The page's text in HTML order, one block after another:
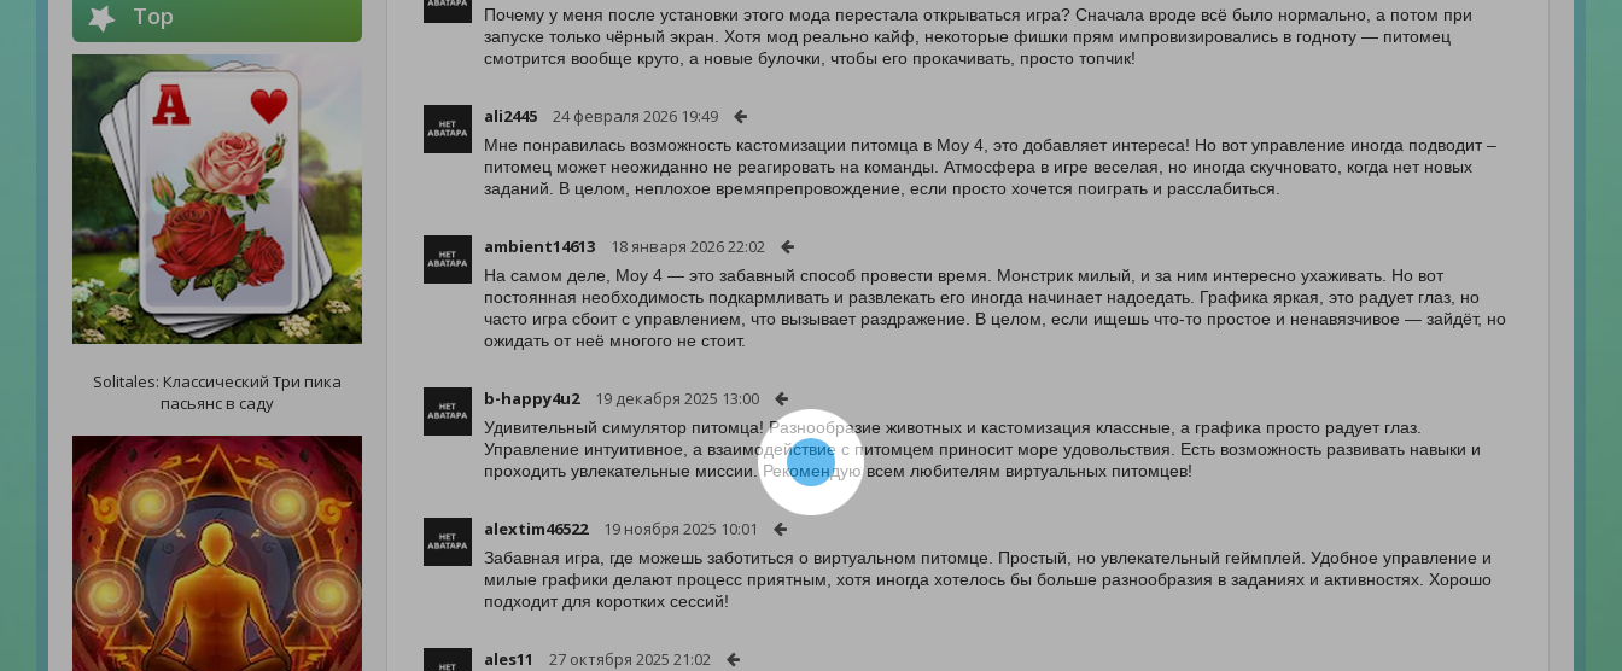
Top
Solitales: Классический Три пика
пасьянс в саду
Почему у меня после установки этого мода перестала открываться игра? Сначала вроде всё было нормально, а потом при
запуске только чёрный экран. Хотя мод реально кайф, некоторые фишки прям импровизировались в годноту — питомец
смотрится вообще круто, а новые булочки, чтобы его прокачивать, просто топчик!
ali2445 24 февраля 2026 19:49
Мне понравилась возможность кастомизации питомца в Moy 4, это добавляет интереса! Но вот управление иногда подводит –
питомец может неожиданно не реагировать на команды. Атмосфера в игре веселая, но иногда скучновато, когда нет новых
заданий. В целом, неплохое времяпрепровождение, если просто хочется поиграть и расслабиться.
ambient14613 18 января 2026 22:02
На самом деле, Moy 4 — это забавный способ провести время. Монстрик милый, и за ним интересно ухаживать. Но вот
постоянная необходимость подкармливать и развлекать его иногда начинает надоедать. Графика яркая, это радует глаз, но
часто игра сбоит с управлением, что вызывает раздражение. В целом, если ищешь что-то простое и ненавязчивое — зайдёт, но
ожидать от неё многого не стоит.
b-happy4u2 19 декабря 2025 13:00
Удивительный симулятор питомца! Разнообразие животных и кастомизация классные, а графика просто радует глаз.
Управление интуитивное, а взаимодействие с питомцем приносит море удовольствия. Есть возможность развивать навыки и
проходить увлекательные миссии. Рекомендую всем любителям виртуальных питомцев!
alextim46522 19 ноября 2025 10:01
Забавная игра, где можешь заботиться о виртуальном питомце. Простый, но увлекательный геймплей. Удобное управление и
милые графики делают процесс приятным, хотя иногда хотелось бы больше разнообразия в заданиях и активностях. Хорошо
подходит для коротких сессий!
ales11 27 октября 2025 21:02